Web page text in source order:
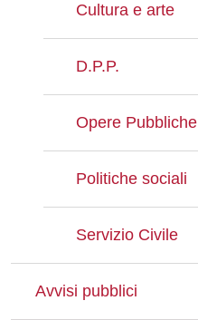
Cultura e arte
D.P.P.
Opere Pubbliche
Politiche sociali
Servizio Civile
Avvisi pubblici